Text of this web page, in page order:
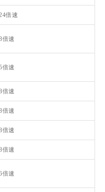
倍速
倍速
倍速
倍速
倍速
倍速
倍速
倍速